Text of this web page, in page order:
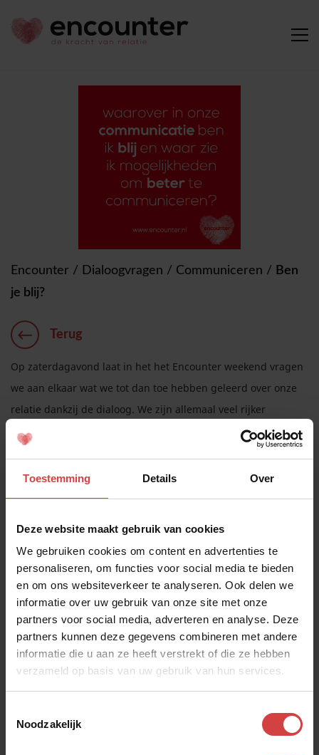
Toestemming Details Over
Deze website maakt gebruik van cookies
We gebruiken cookies om content en advertenties te
personaliseren, om functies voor social media te bieden
en om ons websiteverkeer te analyseren. Ook delen we
informatie over uw gebruik van onze site met onze
partners voor social media, adverteren en analyse. Deze
partners kunnen deze gegevens combineren met andere
informatie die u aan ze heeft verstrekt of die ze hebben
verzameld op basis van uw gebruik van hun services.
Noodzakelijk
Encounter / Dialoogvragen / Communiceren / Ben
je blij?
Terug
Op zaterdagavond laat in het het Encounter weekend vragen
we aan elkaar wat we tot dan toe hebben geleerd over onze
relatie dankzij de dialoog. We zijn allemaal veel rijker
geworden dankzij die kans die we kregen om onze
communicatie te verdiepen en te intensiveren. Dat is
geweldig toch? Mazzelaars zijn we daarmee.
communicatie? Redden jullie het zo samen, of hebben jullie
ook anderen erbij nodig? (Wij wel eerlijk gezegd)
Vandaar ook de vraag:
Waarover in onze communicatie ben ik blij en waar zie ik
mogelijkheden om beter te communiceren?